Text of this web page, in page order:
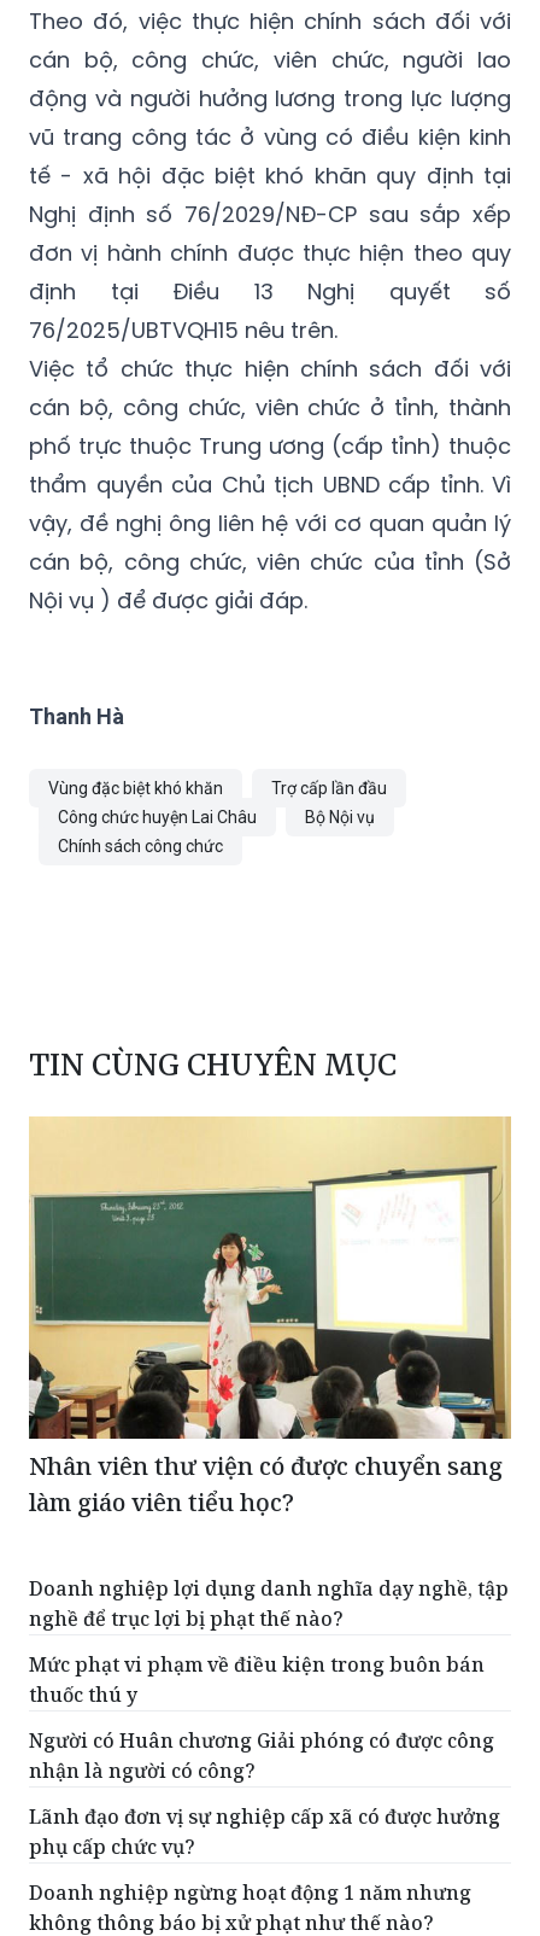
Theo đó, việc thực hiện chính sách đối với
cán bộ, công chức, viên chức, người lao
động và người hưởng lương trong lực lượng
vũ trang công tác ở vùng có điều kiện kinh
tế - xã hội đặc biệt khó khăn quy định tại
Nghị định số 76/2029/NĐ-CP sau sắp xếp
đơn vị hành chính được thực hiện theo quy
định tại Điều 13 Nghị quyết số
76/2025/UBTVQH15 nêu trên.
Việc tổ chức thực hiện chính sách đối với
cán bộ, công chức, viên chức ở tỉnh, thành
phố trực thuộc Trung ương (cấp tỉnh) thuộc
thẩm quyền của Chủ tịch UBND cấp tỉnh. Vì
vậy, đề nghị ông liên hệ với cơ quan quản lý
cán bộ, công chức, viên chức của tỉnh (Sở
Nội vụ ) để được giải đáp.
Thanh Hà
Vùng đặc biệt khó khăn
Trợ cấp lần đầu
Công chức huyện Lai Châu
Bộ Nội vụ
Chính sách công chức
TIN CÙNG CHUYÊN MỤC
Nhân viên thư viện có được chuyển sang
làm giáo viên tiểu học?
Doanh nghiệp lợi dụng danh nghĩa dạy nghề, tập
nghề để trục lợi bị phạt thế nào?
Mức phạt vi phạm về điều kiện trong buôn bán
thuốc thú y
Người có Huân chương Giải phóng có được công
nhận là người có công?
Lãnh đạo đơn vị sự nghiệp cấp xã có được hưởng
phụ cấp chức vụ?
Doanh nghiệp ngừng hoạt động 1 năm nhưng
không thông báo bị xử phạt như thế nào?